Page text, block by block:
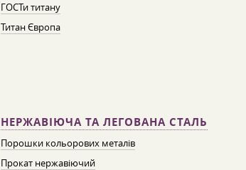
ГОСТи титану
Титан Європа
НЕРЖАВІЮЧА ТА ЛЕГОВАНА СТАЛЬ
Порошки кольорових металів
Прокат нержавіючий